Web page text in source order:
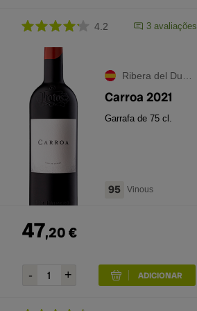
4.2 3 avaliações
Ribera del Duero
Carroa 2021
Garrafa de 75 cl.
95 Vinous
47,20€